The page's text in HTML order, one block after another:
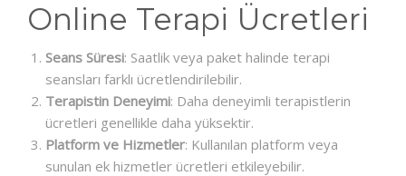
Online Terapi Ücretleri
Seans Süresi: Saatlik veya paket halinde terapi
seansları farklı ücretlendirilebilir.
Terapistin Deneyimi: Daha deneyimli terapistlerin
ücretleri genellikle daha yüksektir.
Platform ve Hizmetler: Kullanılan platform veya
sunulan ek hizmetler ücretleri etkileyebilir.